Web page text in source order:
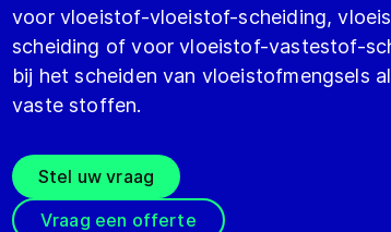
voor vloeistof-vloeistof-scheiding,
scheiding of voor vloeistof-vastestof-
bij het scheiden van vloeistofmengsels
vaste stoffen.
Stel uw vraag
Vraag een offerte